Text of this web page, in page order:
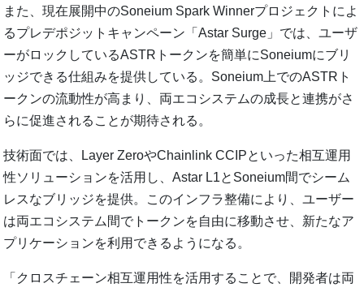
また、現在展開中のSoneium Spark Winnerプロジェクトによ
るプレデポジットキャンペーン「Astar Surge」では、ユーザ
ーがロックしているASTRトークンを簡単にSoneiumにブリ
ッジできる仕組みを提供している。Soneium上でのASTRト
ークンの流動性が高まり、両エコシステムの成長と連携がさ
らに促進されることが期待される。
技術面では、Layer ZeroやChainlink CCIPといった相互運用
性ソリューションを活用し、Astar L1とSoneium間でシーム
レスなブリッジを提供。このインフラ整備により、ユーザー
は両エコシステム間でトークンを自由に移動させ、新たなア
プリケーションを利用できるようになる。
「クロスチェーン相互運用性を活用することで、開発者は両